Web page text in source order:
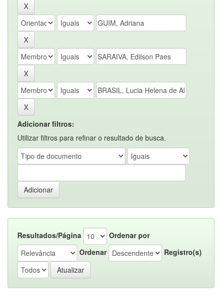
Adicionar filtros:
Utilizar filtros para refinar o resultado de busca.
Resultados/Página
Ordenar por
Ordenar
Registro(s)